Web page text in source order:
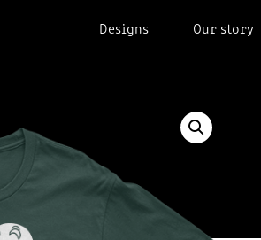
Designs Our story